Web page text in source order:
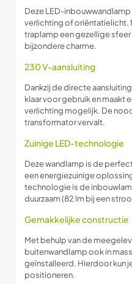
Deze LED-
verlichting of oriëntatielicht.
traplamp een gezellige
bijzondere charme.
230 V-aansluiting
Dankzij de directe
klaar voor gebruik en maakt
verlichting mogelijk. De
transformator vervalt.
Zuinige LED-technologie
Deze wandlamp is de
een energiezuinige
technologie is de
duurzaam (82 lm bij een
Gemakkelijke constructie
Met behulp van de
buitenwandlamp ook in
geïnstalleerd. Hierdoor kun
positioneren.